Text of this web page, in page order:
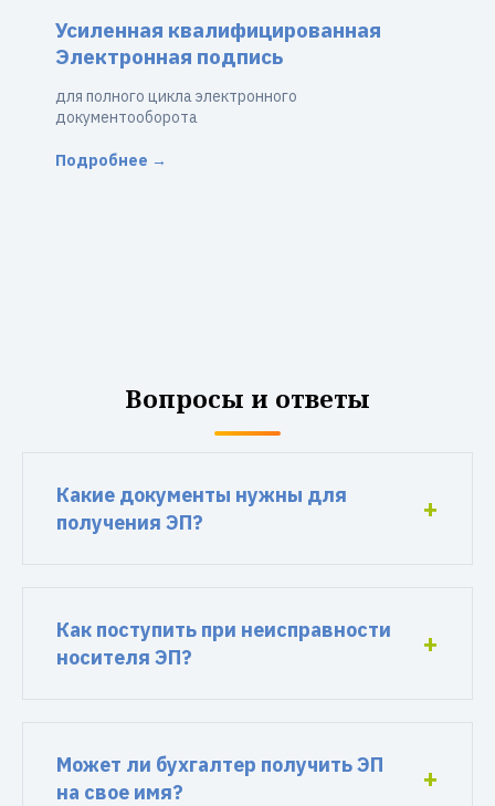
Усиленная квалифицированная
Электронная подпись
для полного цикла электронного
документооборота
Подробнее →
Вопросы и ответы
Какие документы нужны для
получения ЭП?
Как поступить при неисправности
носителя ЭП?
Может ли бухгалтер получить ЭП
на свое имя?